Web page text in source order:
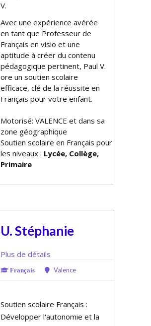
V.
Avec une expérience avérée
en tant que Professeur de
Français en visio et une
aptitude à créer du contenu
pédagogique pertinent, Paul V.
offre un soutien scolaire
efficace, clé de la réussite en
Français pour votre enfant.
Motorisé: VALENCE et dans sa
zone géographique
Soutien scolaire en Français pour
les niveaux : Lycée, Collège,
Primaire
U. Stéphanie
Plus de détails
Français Valence
Soutien scolaire Français :
Développer l'autonomie et la